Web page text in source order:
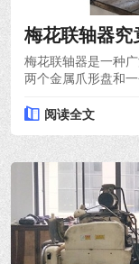
梅花联轴器究
梅花联轴器是一种
两个金属爪形盘和
阅读全文